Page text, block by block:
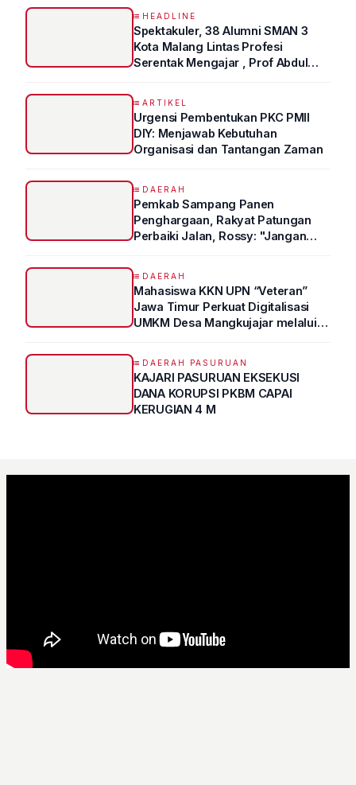
HEADLINE
Spektakuler, 38 Alumni SMAN 3
Kota Malang Lintas Profesi
Serentak Mengajar , Prof Abdul
ARTIKEL
Urgensi Pembentukan PKC PMII
DIY: Menjawab Kebutuhan
Organisasi dan Tantangan Zaman
DAERAH
Pemkab Sampang Panen
Penghargaan, Rakyat Patungan
Perbaiki Jalan, Rossy: "Jangan
DAERAH
Mahasiswa KKN UPN “Veteran”
Jawa Timur Perkuat Digitalisasi
UMKM Desa Mangkujajar melalui
DAERAH PASURUAN
KAJARI PASURUAN EKSEKUSI
DANA KORUPSI PKBM CAPAI
KERUGIAN 4 M